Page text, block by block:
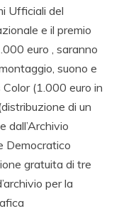
Ufficiali del
e il premio
euro , saranno
suono e
(1.000 euro in
di un
dall’Archivio
Democratico
gratuita di tre
per la